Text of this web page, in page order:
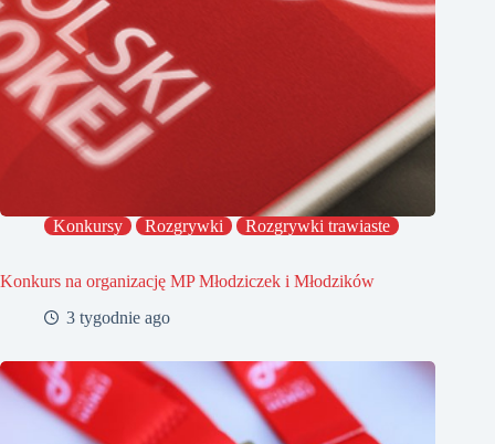
Konkursy Rozgrywki Rozgrywki trawiaste
Konkurs na organizację MP Młodziczek i Młodzików
3 tygodnie ago